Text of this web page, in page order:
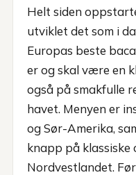
Helt siden
utviklet det som i
Europas beste
er og skal være en
også på smakfulle
havet. Menyen er
og Sør-Amerika,
knapp på
Nordvestlandet.